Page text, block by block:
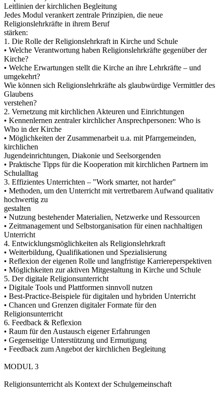
Leitlinien der kirchlichen Begleitung
Jedes Modul verankert zentrale Prinzipien, die neue
Religionslehrkräfte in ihrem Beruf
stärken:
1. Die Rolle der Religionslehrkraft in Kirche und Schule
• Welche Verantwortung haben Religionslehrkräfte gegenüber der
Kirche?
• Welche Erwartungen stellt die Kirche an ihre Lehrkräfte – und
umgekehrt?
Wie können sich Religionslehrkräfte als glaubwürdige Vermittler des
Glaubens
verstehen?
2. Vernetzung mit kirchlichen Akteuren und Einrichtungen
• Kennenlernen zentraler kirchlicher Ansprechpersonen: Who is
Who in der Kirche
• Möglichkeiten der Zusammenarbeit u.a. mit Pfarrgemeinden,
kirchlichen
Jugendeinrichtungen, Diakonie und Seelsorgenden
• Praktische Tipps für die Kooperation mit kirchlichen Partnern im
Schulalltag
3. Effizientes Unterrichten – "Work smarter, not harder"
• Methoden, um den Unterricht mit vertretbarem Aufwand qualitativ
hochwertig zu
gestalten
• Nutzung bestehender Materialien, Netzwerke und Ressourcen
• Zeitmanagement und Selbstorganisation für einen nachhaltigen
Unterricht
4. Entwicklungsmöglichkeiten als Religionslehrkraft
• Weiterbildung, Qualifikationen und Spezialisierung
• Reflexion der eigenen Rolle und langfristige Karriereperspektiven
• Möglichkeiten zur aktiven Mitgestaltung in Kirche und Schule
5. Der digitale Religionsunterricht
• Digitale Tools und Plattformen sinnvoll nutzen
• Best-Practice-Beispiele für digitalen und hybriden Unterricht
• Chancen und Grenzen digitaler Formate für den
Religionsunterricht
6. Feedback & Reflexion
• Raum für den Austausch eigener Erfahrungen
• Gegenseitige Unterstützung und Ermutigung
• Feedback zum Angebot der kirchlichen Begleitung
MODUL 3
Religionsunterricht als Kontext der Schulgemeinschaft